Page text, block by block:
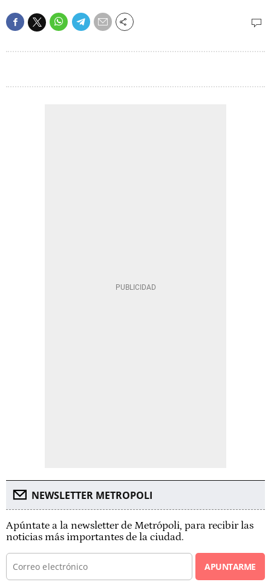
NEWSLETTER METROPOLI
Apúntate a la newsletter de Metrópoli, para recibir las
noticias más importantes de la ciudad.
APUNTARME